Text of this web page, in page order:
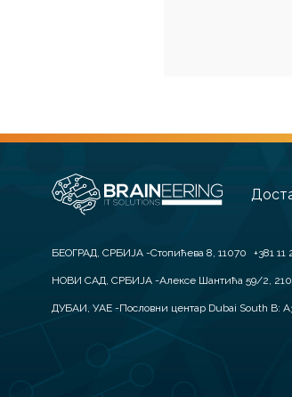
БЕОГРАД, СРБИЈА Стопићева 8, 11070 +381 11
НОВИ САД, СРБИЈА Алексе Шантића 59/2,
ДУБАИ, УАЕ Пословни центар Dubai South B: